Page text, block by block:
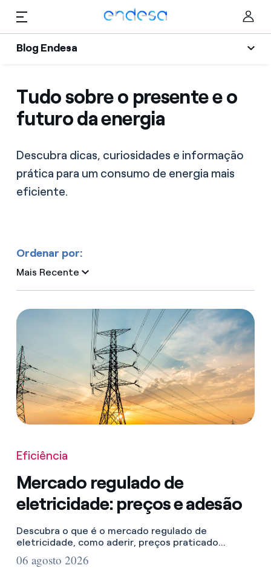
Blog Endesa
Mobilidade
Inovação
Poupança
ParticularesSelected item
Negócios
Corporate
Tudo sobre o presente e o
futuro da energia
Descubra dicas, curiosidades e informação
prática para um consumo de energia mais
eficiente.
Ordenar por:
Mais Recente
Eficiência
Mercado regulado de
eletricidade: preços e adesão
Descubra o que é o mercado regulado de
eletricidade, como aderir, preços praticado...
06 agosto 2026